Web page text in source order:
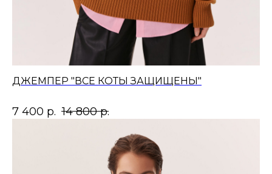
ДЖЕМПЕР "ВСЕ КОТЫ ЗАЩИЩЕНЫ"
7 400 р. 14 800 р.